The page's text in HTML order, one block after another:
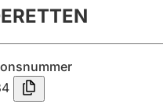
og forseinkingsgebyr